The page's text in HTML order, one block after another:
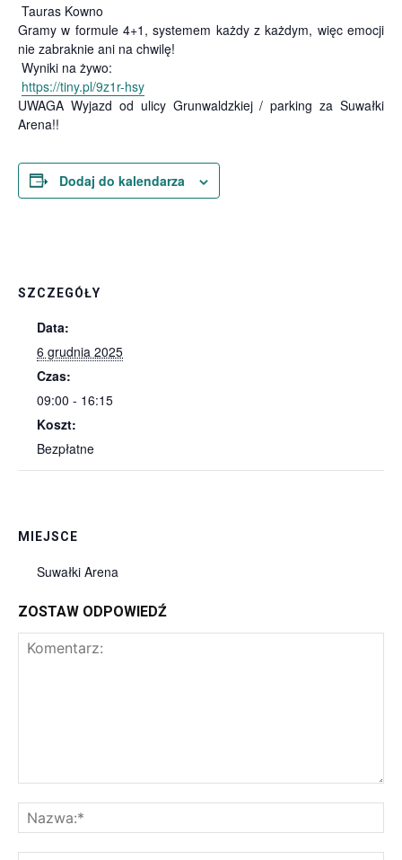
Tauras Kowno
Gramy w formule 4+1, systemem każdy z każdym, więc emocji
nie zabraknie ani na chwilę!
Wyniki na żywo:
https://tiny.pl/9z1r-hsy
UWAGA Wyjazd od ulicy Grunwaldzkiej / parking za Suwałki
Arena!!
Dodaj do kalendarza
SZCZEGÓŁY
Data:
6 grudnia 2025
Czas:
09:00 - 16:15
Koszt:
Bezpłatne
MIEJSCE
Suwałki Arena
ZOSTAW ODPOWIEDŹ